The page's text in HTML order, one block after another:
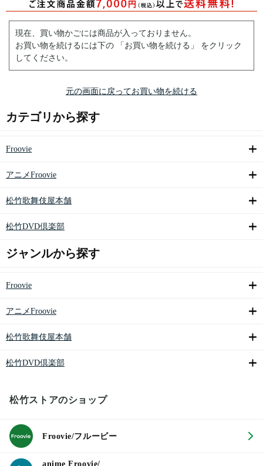
現在、買い物かごには商品が入っておりません。
お買い物を続けるには下の 「お買い物を続ける」 をクリック
してください。
元の画面に戻ってお買い物を続ける
カテゴリから探す
Froovie
アニメFroovie
松竹歌舞伎屋本舗
松竹DVD倶楽部
ジャンルから探す
Froovie
アニメFroovie
松竹歌舞伎屋本舗
松竹DVD倶楽部
松竹ストアのショップ
Froovie/フルービー
anime Froovie/